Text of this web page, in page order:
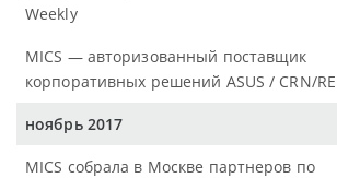
Weekly
MICS — авторизованный поставщик
корпоративных решений ASUS / CRN/RE
ноябрь 2017
MICS собрала в Москве партнеров по